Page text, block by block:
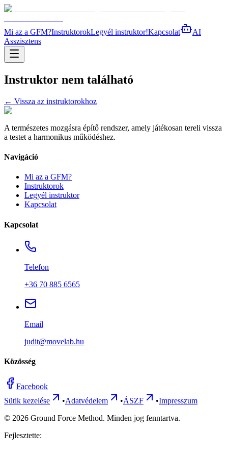
Mi az a GFM?InstruktorokLegyél instruktor!Kapcsolat
AI
Asszisztens
Instruktor nem található
← Vissza az instruktorokhoz
A természetes mozgásra építő rendszer, amely játékosan tereli vissza
a testet a harmonikus működéshez.
Navigáció
Mi az a GFM?
Instruktorok
Legyél instruktor
Kapcsolat
Kapcsolat
Telefon
+36 70 885 6565
Email
judit@movelab.hu
Közösség
Facebook
Sütik kezelése
•Adatvédelem •ÁSZF •Impresszum
© 2026 Ground Force Method. Minden jog fenntartva.
Fejlesztette: